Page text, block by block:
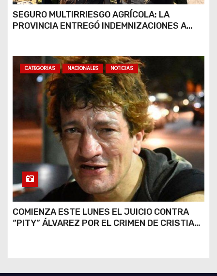
SEGURO MULTIRRIESGO AGRÍCOLA: LA
PROVINCIA ENTREGÓ INDEMNIZACIONES A
CATEGORIAS NACIONALES NOTICIAS
COMIENZA ESTE LUNES EL JUICIO CONTRA
“PITY” ÁLVAREZ POR EL CRIMEN DE CRISTIAN